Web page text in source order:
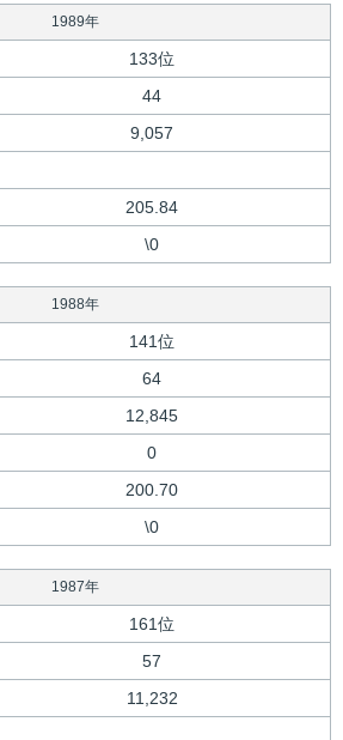
1989年
133位
44
9,057
205.84
\0
1988年
141位
64
12,845
0
200.70
\0
1987年
161位
57
11,232